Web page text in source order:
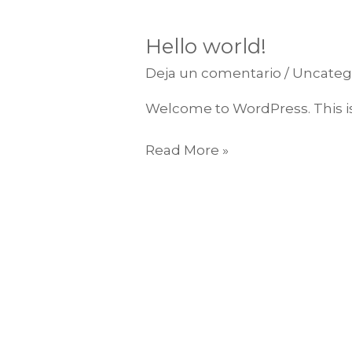
Hello world!
Deja un comentario /
Welcome to WordPress. This
Hello
world!
Read More »